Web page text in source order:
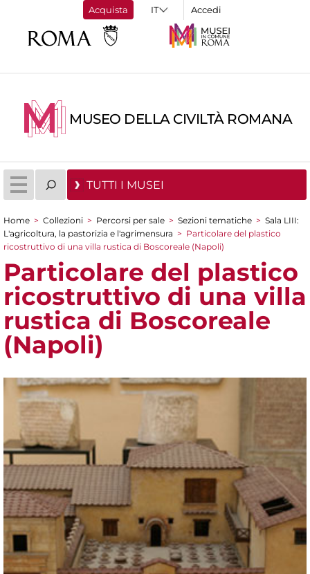
Acquista Accedi
MUSEO DELLA CIVILTÀ ROMANA
TUTTI I MUSEI
Tu sei qui
Home > Collezioni > Percorsi per sale > Sezioni tematiche > Sala LIII:
L'agricoltura, la pastorizia e l'agrimensura > Particolare del plastico
ricostruttivo di una villa rustica di Boscoreale (Napoli)
Particolare del plastico
ricostruttivo di una villa
rustica di Boscoreale
(Napoli)